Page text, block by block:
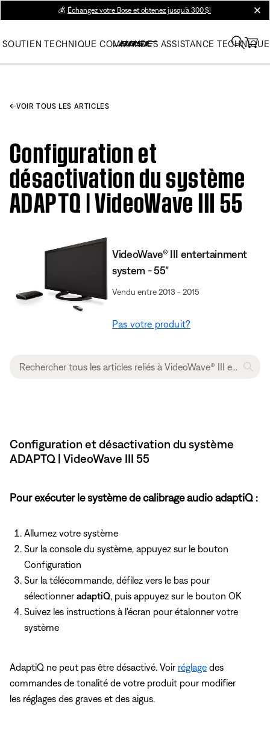
💰 Échangez votre Bose et obtenez jusqu’à 300 $!
SOUTIEN TECHNIQUE COMMANDES ASSISTANCE TECHNIQUE
VOIR TOUS LES ARTICLES
Configuration et
désactivation du système
ADAPTQ | VideoWave III 55
VideoWave® III entertainment
system - 55"
Vendu entre 2013 - 2015
Pas votre produit?
Configuration et désactivation du système
ADAPTQ | VideoWave III 55
Pour exécuter le système de calibrage audio adaptiQ :
Allumez votre système
Sur la console du système, appuyez sur le bouton
Configuration
Sur la télécommande, défilez vers le bas pour
sélectionneradaptiQ , puis appuyez sur le bouton OK
Suivez les instructions à l'écran pour étalonner votre
système
AdaptiQ ne peut pas être désactivé. Voir réglage des
commandes de tonalité de votre produit pour modifier
les réglages des graves et des aigus.